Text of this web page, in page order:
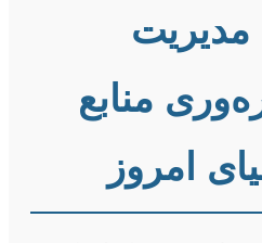
مدیریت
منابع
امروز